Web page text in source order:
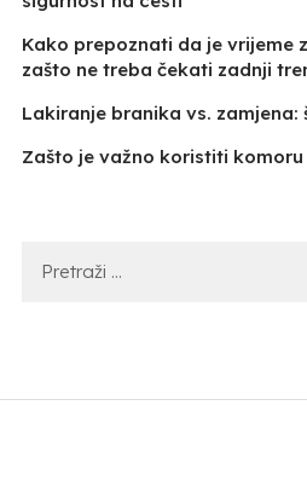
Kako prepoznati da je vrijeme
zašto ne treba čekati zadnji
Lakiranje branika vs. zamjena:
Zašto je važno koristiti